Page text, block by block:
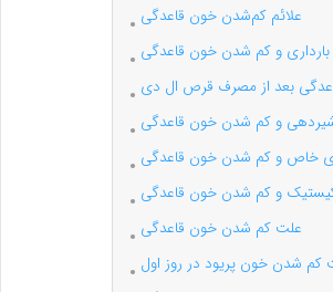
علائم کم‌شدن خون قاعدگی
بارداری و کم شدن خون قاعدگی
بعد از مصرف قرص ال دی
و کم شدن خون قاعدگی
خاص و کم شدن خون قاعدگی
و کم شدن خون قاعدگی
علت کم شدن خون قاعدگی
کم شدن خون پریود در روز اول